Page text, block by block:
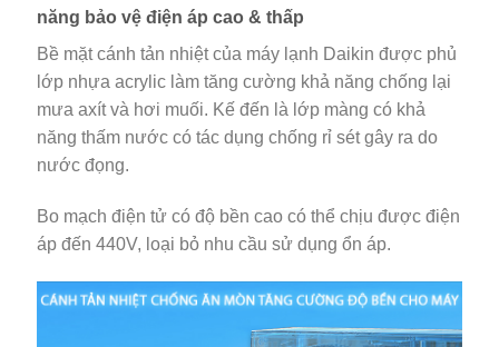
năng bảo vệ điện áp cao & thấp
Bề mặt cánh tản nhiệt của máy lạnh Daikin được phủ
lớp nhựa acrylic làm tăng cường khả năng chống lại
mưa axít và hơi muối. Kế đến là lớp màng có khả
năng thấm nước có tác dụng chống rỉ sét gây ra do
nước đọng.
Bo mạch điện tử có độ bền cao có thể chịu được điện
áp đến 440V, loại bỏ nhu cầu sử dụng ổn áp.